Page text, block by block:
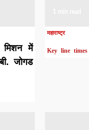
मिशन में
जोगड
महाराष्ट्र
Key line times